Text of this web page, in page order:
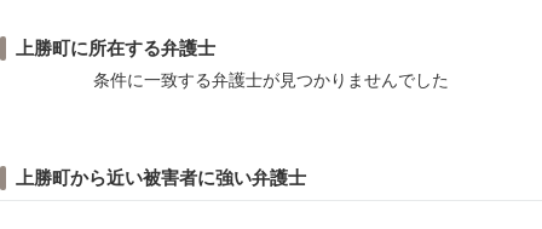
上勝町に所在する弁護士
条件に一致する弁護士が見つかりませんでした
上勝町から近い被害者に強い弁護士